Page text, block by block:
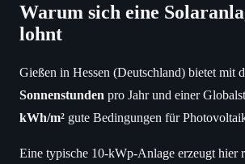
Warum sich eine
lohnt
Gießen in Hessen (Deutschland) bietet mit
Sonnenstunden pro Jahr und einer
kWh/m² gute Bedingungen für
Eine typische 10-kWp-Anlage erzeugt hier